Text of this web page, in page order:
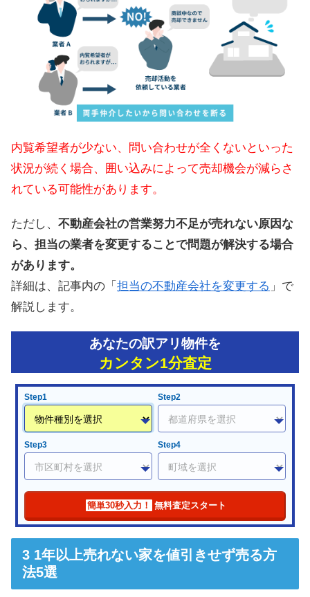
内覧希望者が少ない、問い合わせが全くないといった
状況が続く場合、囲い込みによって売却機会が減らさ
れている可能性があります。
ただし、 不動産会社の営業努力不足が売れない原因な
ら、担当の業者を変更することで問題が解決する場合
があります。
詳細は、記事内の「 担当の不動産会社を変更する 」で
解説します。
あなたの訳アリ物件を
カンタン1分査定
Step1 Step2
Step3 Step4
簡単30秒入力！ 無料査定スタート
1年以上売れない家を値引きせず売る方
法5選